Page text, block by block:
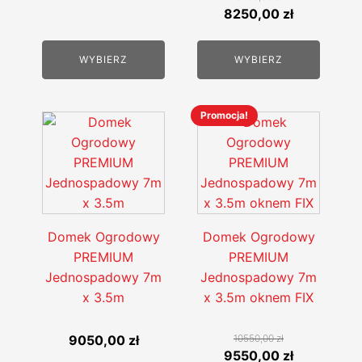
WYBIERZ
Pierwotna
wynosiła:
8250,00 złAktualna
8250,00
WYBIERZ
Domek Ogrodowy
PREMIUM
Jednospadowy 7m
x 3.5m
9050,00 zł
Ten
produkt
wiele
wariantów.
można
wybrać
na
Promocja!
Domek Ogrodowy
PREMIUM
Jednospadowy 7m
x 3.5m oknem FIX
10550,00zł
Pierwotna
9550,00 złAktualna
Ten
produkt
wiele
wariantów.
można
wybrać
na
stronie